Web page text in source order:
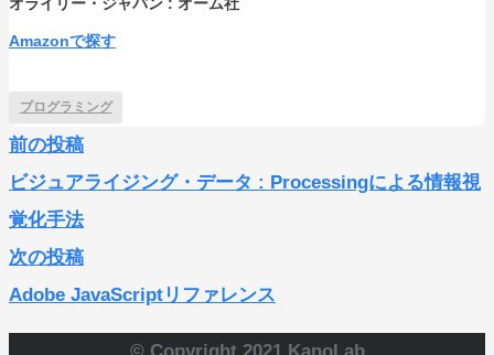
オライリー・ジャパン : オーム社
Amazonで探す
プログラミング
前の投稿
ビジュアライジング・データ : Processingによる情報視
覚化手法
次の投稿
Adobe JavaScriptリファレンス
© Copyright 2021 KanoLab